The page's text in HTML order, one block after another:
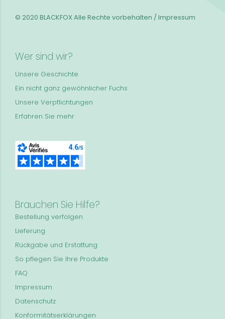
Wer sind wir?
Unsere Geschichte
Ein nicht ganz gewöhnlicher Fuchs
Unsere Verpflichtungen
Erfahren Sie mehr
Brauchen Sie Hilfe?
Bestellung verfolgen
Lieferung
Rückgabe und Erstattung
So pflegen Sie Ihre Produkte
FAQ
Impressum
Datenschutz
Konformitätserklärungen
© 2020 BLACKFOXAlle Rechte vorbehalten / Impressum